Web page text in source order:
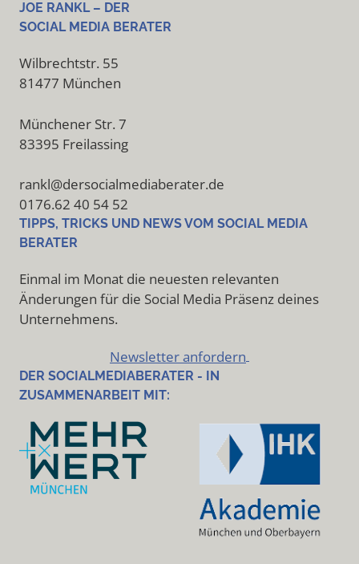
JOE RANKL – DER
SOCIAL MEDIA BERATER
Wilbrechtstr. 55
81477 München
Münchener Str. 7
83395 Freilassing
rankl@dersocialmediaberater.de
0176.62 40 54 52
TIPPS, TRICKS UND NEWS VOM SOCIAL MEDIA
BERATER
Einmal im Monat die neuesten relevanten
Änderungen für die Social Media Präsenz deines
Unternehmens.
Newsletter anfordern
DER SOCIALMEDIABERATER - IN
ZUSAMMENARBEIT MIT: